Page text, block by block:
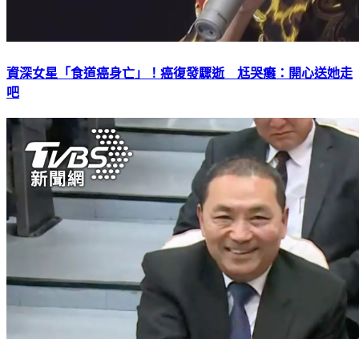
資深女星「食道癌身亡」！癌復發驟逝 尪哭癱：開心送她走
吧